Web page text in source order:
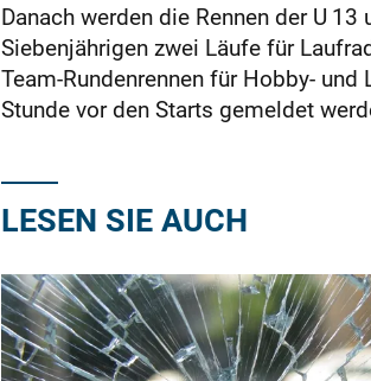
Danach werden die Rennen der U
Siebenjährigen zwei Läufe für
Team-Rundenrennen für Hobby-
Stunde vor den Starts gemeldet
LESEN SIE AUCH